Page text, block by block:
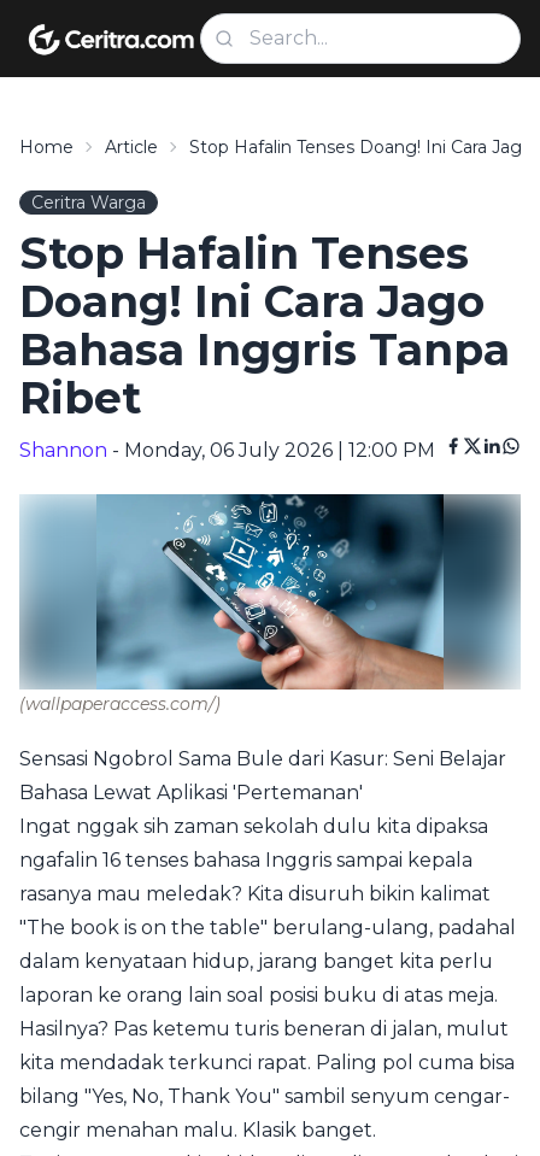
Home Article Stop Hafalin Tenses Doang! Ini Cara
Ceritra Warga
Stop Hafalin Tenses
Doang! Ini Cara Jago
Bahasa Inggris Tanpa
Ribet
Shannon - Monday, 06 July 2026 | 12:00 PM
(wallpaperaccess.com/)
Sensasi Ngobrol Sama Bule dari Kasur: Seni Belajar
Bahasa Lewat Aplikasi 'Pertemanan'
Ingat nggak sih zaman sekolah dulu kita dipaksa
ngafalin 16 tenses bahasa Inggris sampai kepala
rasanya mau meledak? Kita disuruh bikin kalimat
"The book is on the table" berulang-ulang, padahal
dalam kenyataan hidup, jarang banget kita perlu
laporan ke orang lain soal posisi buku di atas meja.
Hasilnya? Pas ketemu turis beneran di jalan, mulut
kita mendadak terkunci rapat. Paling pol cuma bisa
bilang "Yes, No, Thank You" sambil senyum cengar-
cengir menahan malu. Klasik banget.